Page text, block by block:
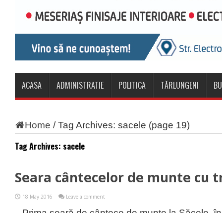
ACASA ADMINISTRATIE POLITICA TĂRLUNGENI
Home /Tag Archives: sacele (page 19)
Tag Archives: sacele
Seara cântecelor de munte cu
18 May 2016 Leave a comment